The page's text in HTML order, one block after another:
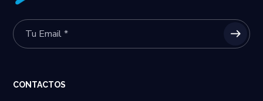
CONTACTOS